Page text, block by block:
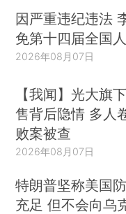
因严重违纪违法
免第十四届全国
2026年08月07日
【我闻】光大旗
售背后隐情 多人
败案被查
2026年08月07日
特朗普坚称美国
充足 但不会向乌